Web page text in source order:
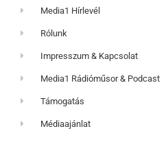
Media1 Hírlevél
Rólunk
Impresszum & Kapcsolat
Media1 Rádióműsor & Podcast
Támogatás
Médiaajánlat